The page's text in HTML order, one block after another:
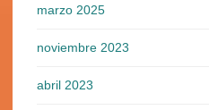
marzo 2025
noviembre 2023
abril 2023